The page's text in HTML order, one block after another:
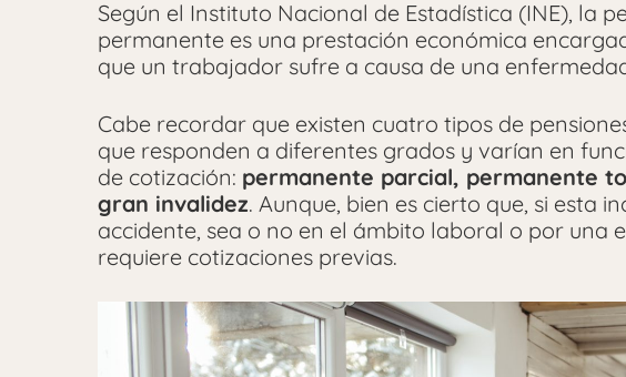
Según el Instituto Nacional de Estadística (INE), la
permanente es una prestación económica
que un trabajador sufre a causa de una
Cabe recordar que existen cuatro tipos de
que responden a diferentes grados y varían en
de cotización: permanente parcial, permanente
gran invalidez. Aunque, bien es cierto que, si esta
accidente, sea o no en el ámbito laboral o por una
requiere cotizaciones previas.